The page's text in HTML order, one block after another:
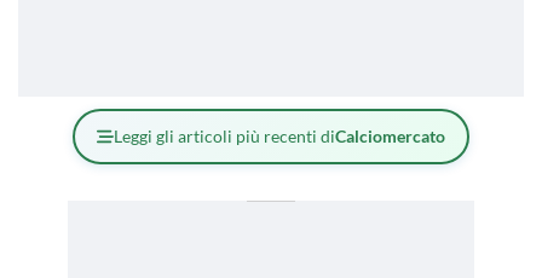
Leggi gli articoli più recenti diCalciomercato